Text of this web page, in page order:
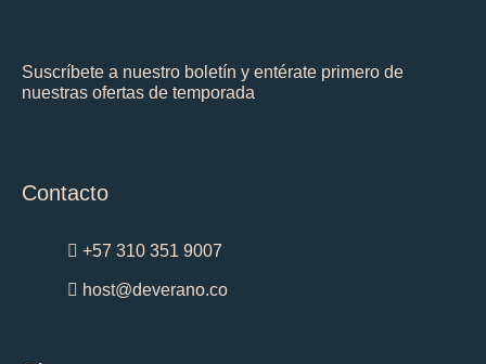
Suscríbete a nuestro boletín y entérate primero de
nuestras ofertas de temporada
Contacto
+57 310 351 9007
host@deverano.co